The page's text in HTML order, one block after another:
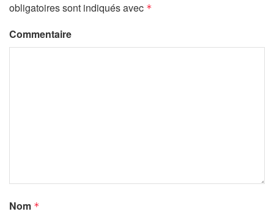
obligatoires sont indiqués avec *
Commentaire
Nom *